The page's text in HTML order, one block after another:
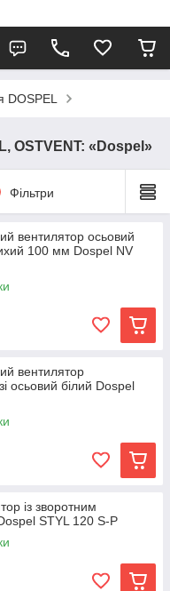
DOSPEL
OSTVENT: «Dospel»
Фільтри
вентилятор осьовий
100 мм Dospel NV
вентилятор
осьовий білий Dospel
із зворотним
STYL 120 S-P